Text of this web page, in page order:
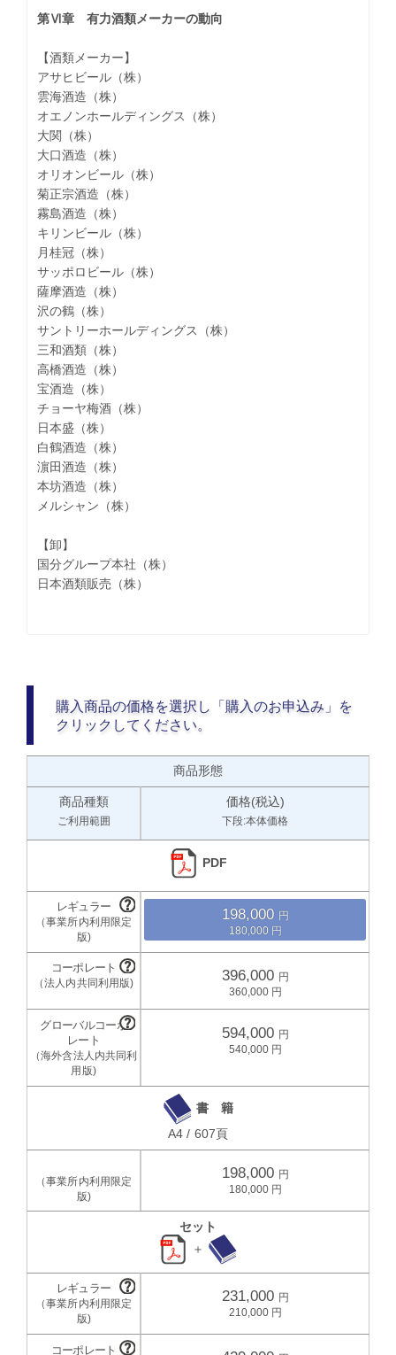
第Ⅵ章 有力酒類メーカーの動向
【酒類メーカー】
アサヒビール（株）
雲海酒造（株）
オエノンホールディングス（株）
大関（株）
大口酒造（株）
オリオンビール（株）
菊正宗酒造（株）
霧島酒造（株）
キリンビール（株）
月桂冠（株）
サッポロビール（株）
薩摩酒造（株）
沢の鶴（株）
サントリーホールディングス（株）
三和酒類（株）
高橋酒造（株）
宝酒造（株）
チョーヤ梅酒（株）
日本盛（株）
白鶴酒造（株）
濵田酒造（株）
本坊酒造（株）
メルシャン（株）
【卸】
国分グループ本社（株）
日本酒類販売（株）
購入商品の価格を選択し「購入のお申込み」を
クリックしてください。
商品形態
商品種類
ご利用範囲
価格(税込)
下段:本体価格
PDF
198,000
180,000
396,000
360,000
594,000
540,000
書 籍
A4 / 607頁
198,000
180,000
セット
＋
231,000
210,000